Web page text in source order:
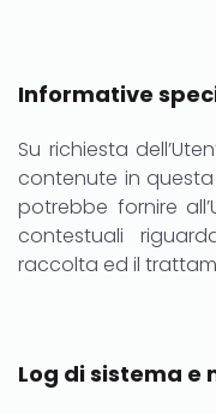
Informative
Su richiesta
contenute in
potrebbe fornire
contestuali
raccolta ed il
Log di sistema e